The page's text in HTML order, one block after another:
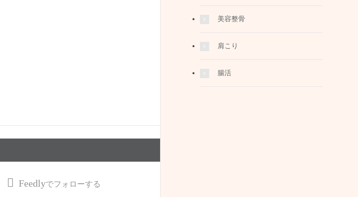
Feedlyでフォローする
美容整骨
肩こり
腸活